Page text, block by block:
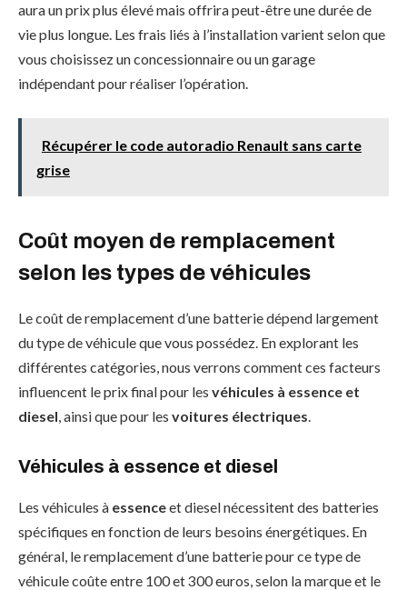
aura un prix plus élevé mais offrira peut-être une durée de
vie plus longue. Les frais liés à l’installation varient selon que
vous choisissez un concessionnaire ou un garage
indépendant pour réaliser l’opération.
Récupérer le code autoradio Renault sans carte
grise
Coût moyen de remplacement
selon les types de véhicules
Le coût de remplacement d’une batterie dépend largement
du type de véhicule que vous possédez. En explorant les
différentes catégories, nous verrons comment ces facteurs
influencent le prix final pour les véhicules à essence et
diesel , ainsi que pour les voitures électriques
Véhicules à essence et diesel
Les véhicules à essenceet diesel nécessitent des batteries
spécifiques en fonction de leurs besoins énergétiques. En
général, le remplacement d’une batterie pour ce type de
véhicule coûte entre 100 et 300 euros, selon la marque et le